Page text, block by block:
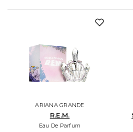
ARIANA GRANDE
R.E.M.
Eau De Parfum